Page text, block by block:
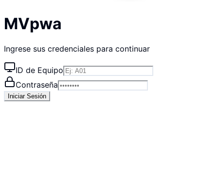
MVpwa
Ingrese sus credenciales para continuar
ID de Equipo
Contraseña
Iniciar Sesión